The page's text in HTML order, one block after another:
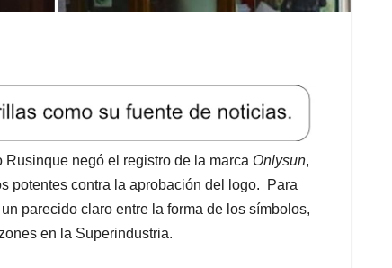
negó el registro de la marca Onlysun,
potentes contra la aprobación del logo. Para
parecido claro entre la forma de los símbolos,
en la Superindustria.